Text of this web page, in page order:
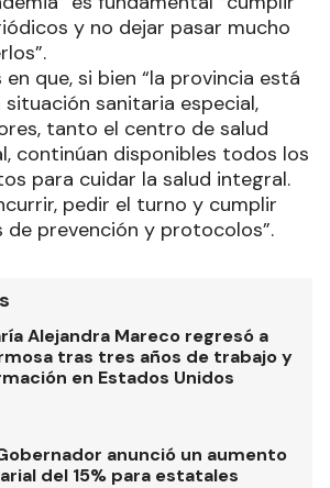
y no dejar pasar mucho
en que, si bien “la provincia está
sanitaria especial,
tanto el centro de salud
continúan disponibles todos los
para cuidar la salud integral.
pedir el turno y cumplir
de prevención y protocolos”.
Alejandra Mareco regresó a
tras tres años de trabajo y
en Estados Unidos
anunció un aumento
del 15% para estatales